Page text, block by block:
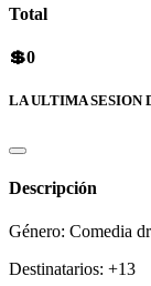
Total
💲0
LA ULTIMA SESION
Descripción
Género: Comedia
Destinatarios: +13